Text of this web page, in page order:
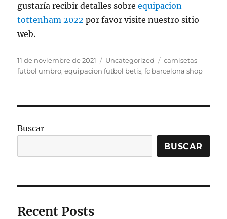
gustaría recibir detalles sobreequipacion
tottenham 2022 por favor visite nuestro sitio
web.
Publicado
el
11 de noviembre de 2021 Categorías
Uncategorized Etiquetas
camisetas
futbol umbro,equipacion futbol betis,fc barcelona shop
Buscar
BUSCAR
Recent Posts